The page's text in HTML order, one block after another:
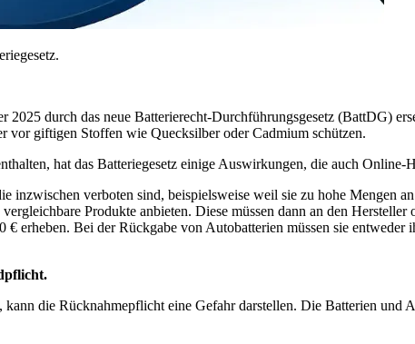
durch das neue Batterierecht-Durchführungsgesetz (BattDG)
vor giftigen Stoffen wie Quecksilber oder Cadmium schützen.
hat das Batteriegesetz einige Auswirkungen, die auch Online-
inzwischen verboten sind, beispielsweise weil sie zu hohe Mengen
Produkte anbieten. Diese müssen dann an den
erheben. Bei der Rückgabe von Autobatterien müssen sie entweder
die Rücknahmepflicht eine Gefahr darstellen. Die Batterien und